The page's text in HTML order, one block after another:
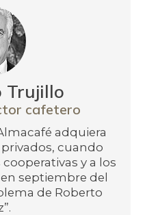
Trujillo
cafetero
adquiera
cuando
y a los
septiembre del
de Roberto